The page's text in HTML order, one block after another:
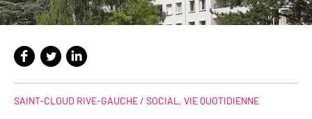
SAINT-CLOUD RIVE-GAUCHE / SOCIAL , VIE QUOTIDIENNE